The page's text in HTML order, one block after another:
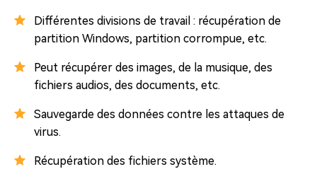
Différentes divisions de travail : récupération de
partition Windows, partition corrompue, etc.
Peut récupérer des images, de la musique, des
fichiers audios, des documents, etc.
Sauvegarde des données contre les attaques de
virus.
Récupération des fichiers système.